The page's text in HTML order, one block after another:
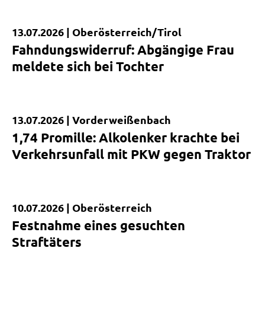
Kurzmeldung
13.07.2026 | Oberösterreich/Tirol
Fahndungswiderruf: Abgängige Frau
meldete sich bei Tochter
Kurzmeldung
13.07.2026 | Vorderweißenbach
1,74 Promille: Alkolenker krachte bei
Verkehrsunfall mit PKW gegen Traktor
Kurzmeldung
10.07.2026 | Oberösterreich
Festnahme eines gesuchten
Straftäters